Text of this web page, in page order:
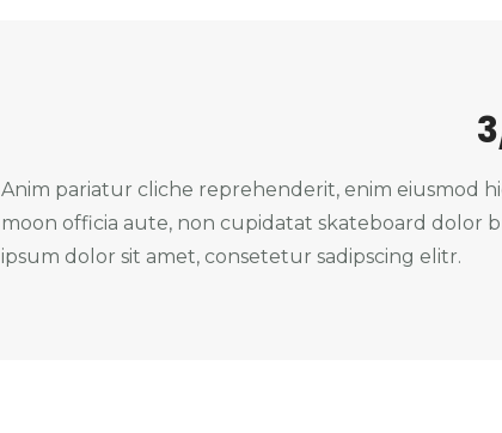
Anim pariatur cliche reprehenderit, enim eiusmod
moon officia aute, non cupidatat skateboard dolor
ipsum dolor sit amet, consetetur sadipscing elitr.